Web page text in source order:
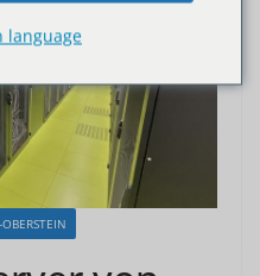
OBERSTEIN
language